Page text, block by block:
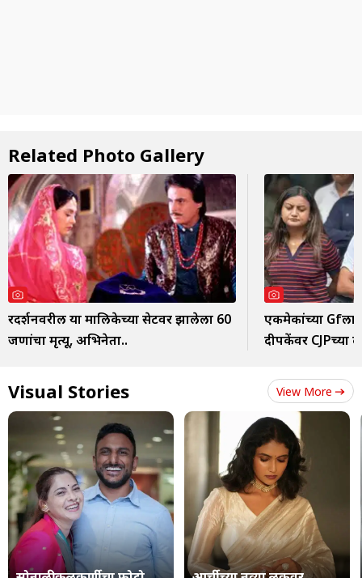
Related Photo Gallery
दूरदर्शनवरील या मालिकेच्या सेटवर झालेला 60
जणांचा मृत्यू, अभिनेता..
एकमेकांच्या Gfला
दीपकेंवर CJPच्या
Visual Stories View More